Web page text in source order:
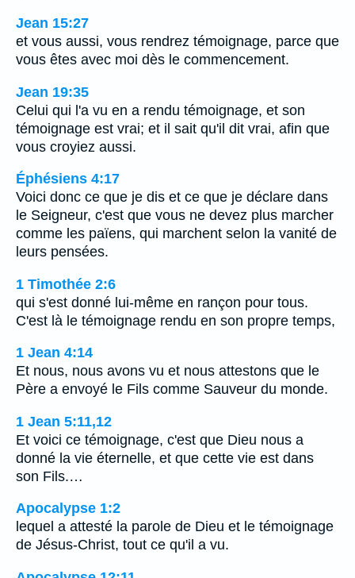
Jean 15:27
et vous aussi, vous rendrez témoignage, parce que
vous êtes avec moi dès le commencement.
Jean 19:35
Celui qui l'a vu en a rendu témoignage, et son
témoignage est vrai; et il sait qu'il dit vrai, afin que
vous croyiez aussi.
Éphésiens 4:17
Voici donc ce que je dis et ce que je déclare dans
le Seigneur, c'est que vous ne devez plus marcher
comme les païens, qui marchent selon la vanité de
leurs pensées.
1 Timothée 2:6
qui s'est donné lui-même en rançon pour tous.
C'est là le témoignage rendu en son propre temps,
1 Jean 4:14
Et nous, nous avons vu et nous attestons que le
Père a envoyé le Fils comme Sauveur du monde.
1 Jean 5:11,12
Et voici ce témoignage, c'est que Dieu nous a
donné la vie éternelle, et que cette vie est dans
son Fils.…
Apocalypse 1:2
lequel a attesté la parole de Dieu et le témoignage
de Jésus-Christ, tout ce qu'il a vu.